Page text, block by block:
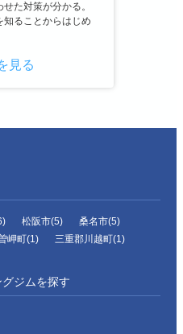
た対策が分かる。
知ることからはじめ
見る
松阪市(5)
桑名市(5)
岬町(1) 三重郡川越町(1)
ジムを探す